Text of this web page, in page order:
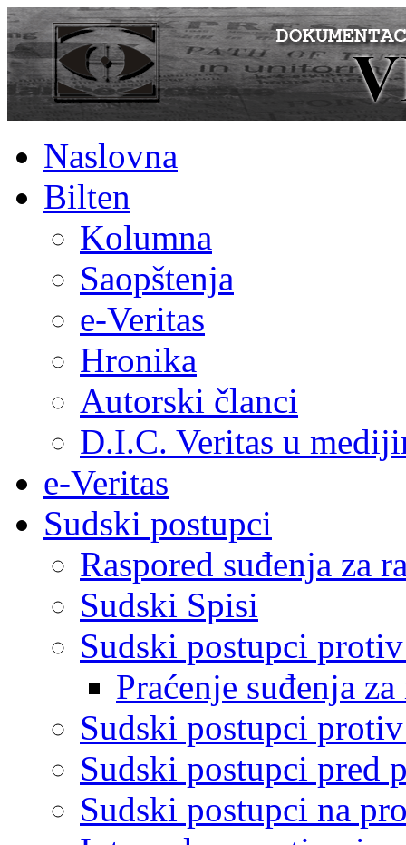
Naslovna
Bilten
Kolumna
Saopštenja
e-Veritas
Hronika
Autorski članci
D.I.C. Veritas u
e-Veritas
Sudski postupci
Raspored suđenja za
Sudski Spisi
Sudski postupci
Praćenje suđenja
Sudski postupci
Sudski postupci pred
Sudski postupci na